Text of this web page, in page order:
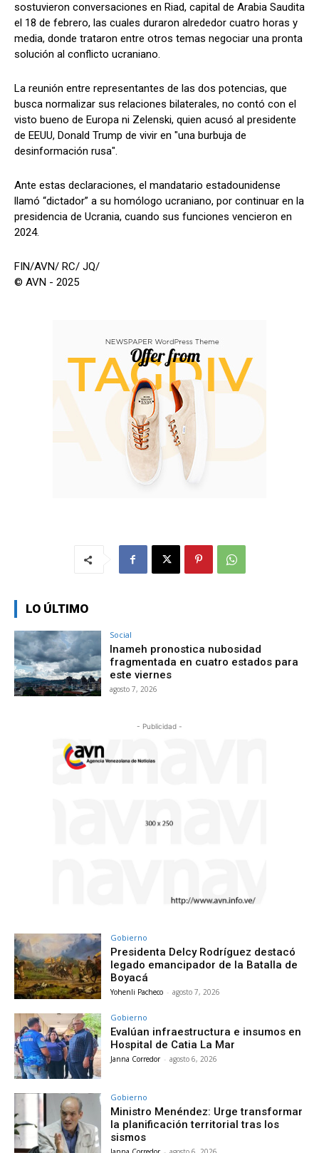
sostuvieron conversaciones en Riad, capital de Arabia Saudita
el 18 de febrero, las cuales duraron alrededor cuatro horas y
media, donde trataron entre otros temas negociar una pronta
solución al conflicto ucraniano.
La reunión entre representantes de las dos potencias, que
busca normalizar sus relaciones bilaterales, no contó con el
visto bueno de Europa ni Zelenski, quien acusó al presidente
de EEUU, Donald Trump de vivir en "una burbuja de
desinformación rusa".
Ante estas declaraciones, el mandatario estadounidense
llamó “dictador” a su homólogo ucraniano, por continuar en la
presidencia de Ucrania, cuando sus funciones vencieron en
2024.
FIN/AVN/ RC/ JQ/
© AVN - 2025
LO ÚLTIMO
Social
Inameh pronostica nubosidad
fragmentada en cuatro estados para
este viernes
agosto 7, 2026
- Publicidad -
Gobierno
Presidenta Delcy Rodríguez destacó
legado emancipador de la Batalla de
Boyacá
Yohenli Pacheco - agosto 7, 2026
Gobierno
Evalúan infraestructura e insumos en
Hospital de Catia La Mar
Janna Corredor - agosto 6, 2026
Gobierno
Ministro Menéndez: Urge transformar
la planificación territorial tras los
sismos